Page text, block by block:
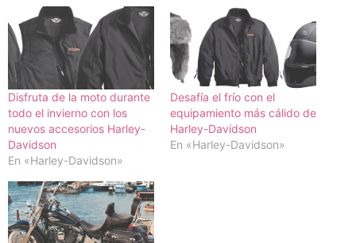
Disfruta de la moto durante
todo el invierno con los
nuevos accesorios Harley-
Davidson
En «Harley-Davidson»
Desafía el frío con el
equipamiento más cálido de
Harley-Davidson
En «Harley-Davidson»